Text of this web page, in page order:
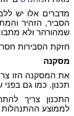
מדברים אלו יש
הסביר, הזהיר
שמהורהר ולא
חזקת הסבירות
מסקנה
את המסקנה הזו
תכנון. כמו גם
התכנון צריך
לממוצע